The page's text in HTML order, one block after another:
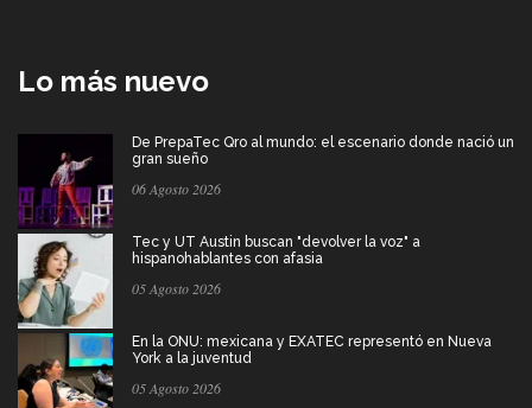
Lo más nuevo
De PrepaTec Qro al mundo: el escenario donde nació un
gran sueño
06 Agosto 2026
Tec y UT Austin buscan "devolver la voz" a
hispanohablantes con afasia
05 Agosto 2026
En la ONU: mexicana y EXATEC representó en Nueva
York a la juventud
05 Agosto 2026